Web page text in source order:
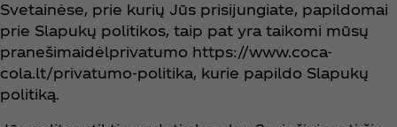
Svetainėse, prie kurių Jūs prisijungiate, papildomai
prie Slapukų politikos, taip pat yra taikomi mūsų
pranešimaidėlprivatumo https://www.coca-
cola.lt/privatumo-politika, kurie papildo Slapukų
politiką.